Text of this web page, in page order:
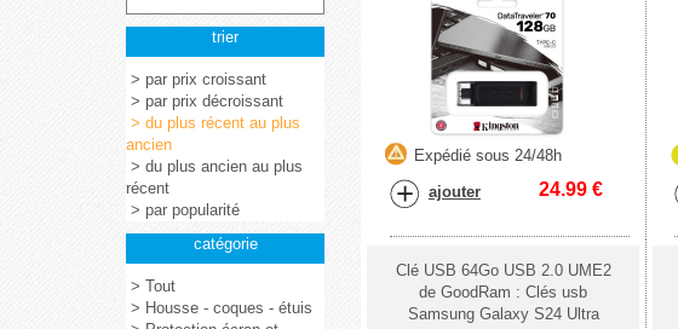
trier
> par prix croissant
> par prix décroissant
> du plus récent au plus
ancien
> du plus ancien au plus
récent
> par popularité
catégorie
> Tout
> Housse - coques - étuis
Expédié sous 24/48h
ajouter 24.99 €
Clé USB 64Go USB 2.0 UME2
de GoodRam : Clés usb
Samsung Galaxy S24 Ultra